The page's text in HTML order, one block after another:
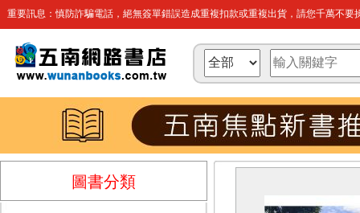
重要訊息：慎防詐騙電話，絕無簽單錯誤造成重複扣款或重複出貨，請您千萬不要
圖書分類